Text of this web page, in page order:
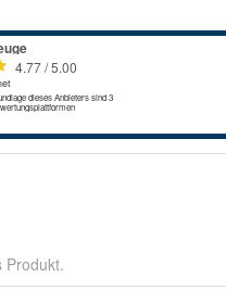
Produkt.